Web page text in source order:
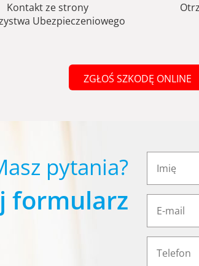
Kontakt ze strony
Ubezpieczeniowego
ZGŁOŚ SZKODĘ ONLINE
pytania?
formularz